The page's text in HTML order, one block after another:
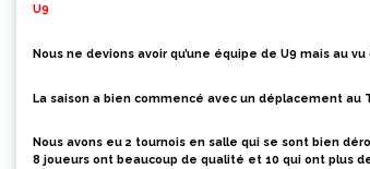
U9
Nous ne devions avoir qu’une équipe de U9 mais au
La saison a bien commencé avec un déplacement
Nous avons eu 2 tournois en salle qui se sont bien
8 joueurs ont beaucoup de qualité et 10 qui ont plus